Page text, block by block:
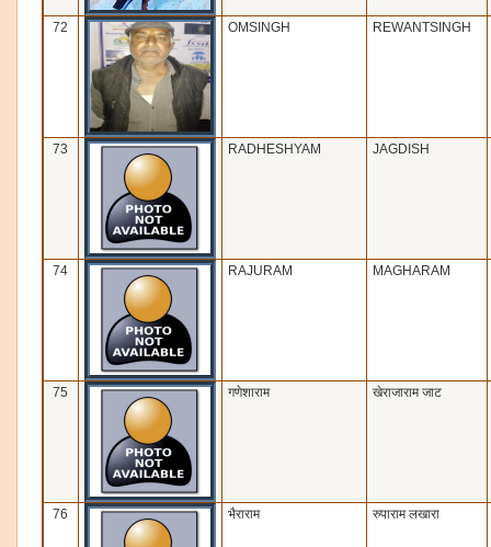
72 OMSINGH REWANTSINGH
73 RADHESHYAM JAGDISH
74 RAJURAM MAGHARAM
75 गणेशाराम खेराजाराम जाट
76 भैराराम रुपाराम लखारा